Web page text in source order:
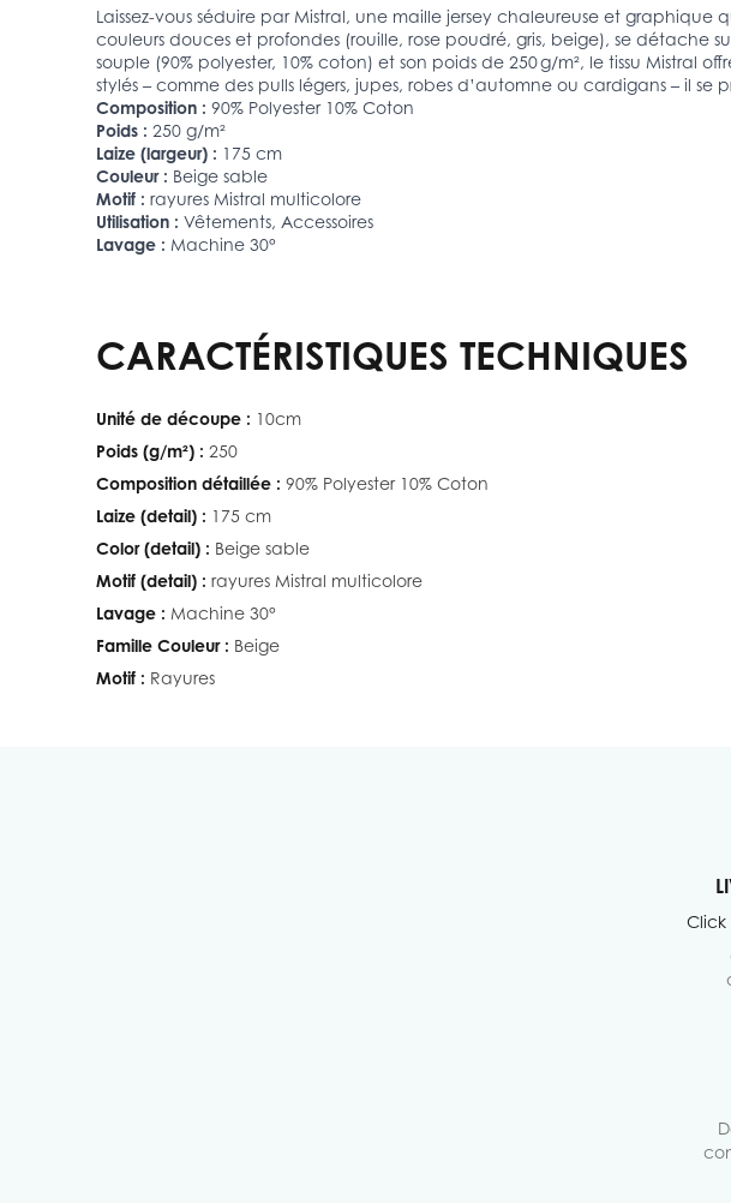
Laissez-vous séduire par Mistral, une maille jersey chaleureuse et
couleurs douces et profondes (rouille, rose poudré, gris, beige), se
souple (90% polyester, 10% coton) et son poids de 250 g/m², le tissu
stylés – comme des pulls légers, jupes, robes d’automne ou cardigans – il
Composition : 90% Polyester 10% Coton
Poids : 250 g/m²
Laize (largeur) : 175 cm
Couleur : Beige sable
Motif : rayures Mistral multicolore
Utilisation : Vêtements, Accessoires
Lavage : Machine 30°
CARACTÉRISTIQUES TECHNIQUES
Unité de découpe : 10cm
Poids (g/m²) : 250
Composition détaillée : 90% Polyester 10% Coton
Laize (detail) : 175 cm
Color (detail) : Beige sable
Motif (detail) : rayures Mistral multicolore
Lavage : Machine 30°
Famille Couleur : Beige
Motif : Rayures
Click